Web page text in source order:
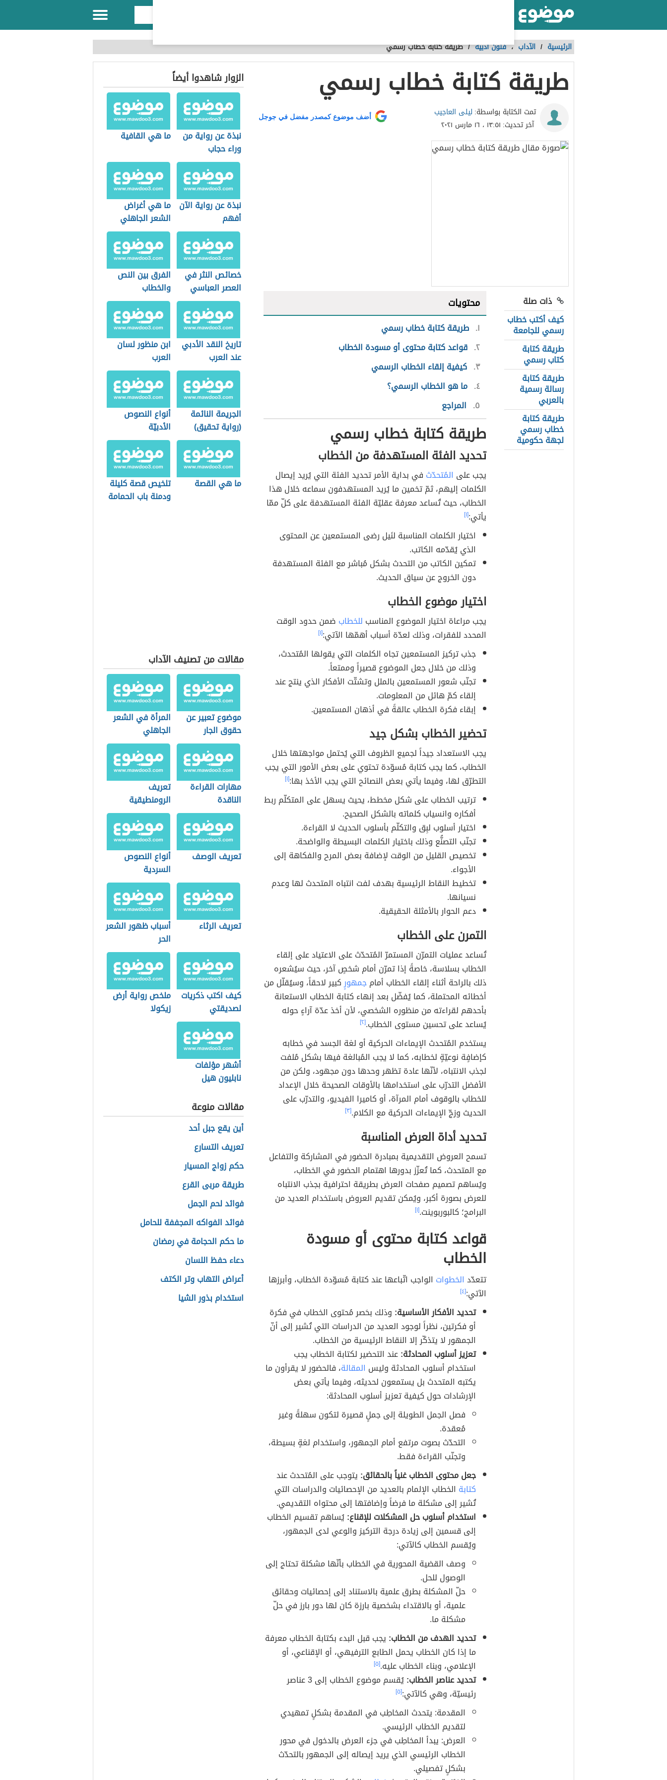
الرئيسية / الآداب ،فنون أدبية /طريقة كتابة خطاب رسمي
طريقة كتابة خطاب رسمي
تمت الكتابة بواسطة: ليلى العاجيب
آخر تحديث: ١٣:٥١ ، ١٦ مارس ٢٠٢١
أضف موضوع كمصدر مفضل في جوجل
ذات صلة
كيف أكتب خطاب
رسمي للجامعة
طريقة كتابة
كتاب رسمي
طريقة كتابة
رسالة رسمية
بالعربي
طريقة كتابة
خطاب رسمي
لجهة حكومية
محتويات
١ طريقة كتابة خطاب رسمي
٢ قواعد كتابة محتوى أو مسودة الخطاب
٣ كيفية إلقاء الخطاب الرسمي
٤ ما هو الخطاب الرسمي؟
٥ المراجع
طريقة كتابة خطاب رسمي
تحديد الفئة المستهدفة من الخطاب
يجب على المُتحدّث في بداية الأمر تحديد الفئة التي يُريد إيصال
الكلمات إليهم، ثمّ تخمين ما يُريد المستهدفون سماعه خلال هذا
الخطاب، حيث تُساعد معرفة عقليّة الفئة المستهدفة على كلّ ممّا
يأتي:[١]
اختيار الكلمات المناسبة لنَيل رضى المستمعين عن المحتوى
الذي يُقدّمه الكاتب.
تمكين الكاتب من التحدث بشكل مُباشر مع الفئة المستهدفة
دون الخروج عن سياق الحديث.
اختيار موضوع الخطاب
يجب مراعاة اختيار الموضوع المناسب للخطاب ضمن حدود الوقت
المحدد للفقرات، وذلك لعدّة أسباب أهمّها الآتي:[١]
جذب تركيز المستمعين تجاه الكلمات التي يقولها المُتحدث،
وذلك من خلال جعل الموضوع قصيراً وممتعاً.
تجنّب شعور المستمعين بالملل وتشتّت الأفكار الذي ينتج عند
إلقاء كمّ هائل من المعلومات.
إبقاء فكرة الخطاب عالقةً في أذهان المستمعين.
تحضير الخطاب بشكل جيد
يجب الاستعداد جيداً لجميع الظروف التي يُحتمل مواجهتها خلال
الخطاب، كما يجب كتابة مُسوّدة تحتوي على بعض الأمور التي يجب
التطرّق لها، وفيما يأتي بعض النصائح التي يجب الأخذ بها:[١]
ترتيب الخطاب على شكل مخطط، يحيث يسهل على المتكلّم ربط
أفكاره وانسياب كلماته بالشكل الصحيح.
اختيار أسلوب لبِق والتكلّم بأسلوب الحديث لا القراءة.
تجنّب التصنُّع وذلك باختيار الكلمات البسيطة والواضحة.
تخصيص القليل من الوقت لإضافة بعض المرح والفكاهة إلى
الأجواء.
تخطيط النقاط الرئيسية بهدف لفت انتباه المتحدث لها وعدم
نسيانها.
دعم الحوار بالأمثلة الحقيقية.
التمرن على الخطاب
تُساعد عمليات التمرّن المستمرّ المُتحدّث على الاعتياد على إلقاء
الخطاب بسلاسة، خاصةً إذا تمرّن أمام شخصٍ آخر، حيث سيُشعره
ذلك بالراحة أثناء إلقاء الخطاب أمامجمهورٍكبير لاحقاً، وسيُقلّل من
أخطائه المحتملة، كما يُفضّل بعد إنهاء كتابة الخطاب الاستعانة
بأحدهم لقراءته من منظوره الشخصي، لأن أخذ عدّة آراءٍ حوله
يُساعد على تحسين مستوى الخطاب.[٢]
يستخدم المُتحدث الإيماءات الحركية أو لغة الجسد في خطابه
كإضافٍة نوعيّةٍ لخطابه، كما لا يجب المُبالغة فيها بشكل مُلفت
لجذب الانتباه، لأنّها عادة تظهر وحدها دون مجهود، ولكن من
الأفضل التدرّب على استخدامها بالأوقات الصحيحة خلال الإعداد
للخطاب بالوقوف أمام المرآة، أو كاميرا الفيديو، والتدرّب على
الحديث وزجّ الإيماءات الحركية مع الكلام.[٣]
تحديد أداة العرض المناسبة
تسمح العروض التقديمية بمبادرة الحضور في المشاركة والتفاعل
مع المتحدث، كما تُعزّز بدورها اهتمام الحضور في الخطاب،
ويُساهم تصميم صفحات العرض بطريقة احترافية بجذب الانتباه
للعرض بصورة أكبر، ويُمكن تقديم العروض باستخدام العديد من
البرامج؛ كالبوربوينت.[١]
قواعد كتابة محتوى أو مسودة
الخطاب
تتعدّد الخطوات الواجب اتّباعها عند كتابة مُسَوّدة الخطاب، وأبرزها
الآتي:[٤]
تحديد الأفكار الأساسية: وذلك بحَصر مُحتوى الخطاب في فكرة
أو فكرتين، نظراً لوجود العديد من الدراسات التي تُشير إلى أنّ
الجمهور لا يتذكّر إلا النقاط الرئيسية من الخطاب.
تعزيز أسلوب المحادثة:عند التحضير لكتابة الخطاب يجب
استخدام أسلوب المحادثة وليس المقالة، فالحضور لا يقرأون ما
يكتبه المتحدث بل يستمعون لحديثه، وفيما يأتي بعض
الإرشادات حول كيفية تعزيز أسلوب المحادثة:
فصل الجمل الطويلة إلى جملٍ قصيرة لتكون سهلةً وغير
مُعقدة.
التحدّث بصوت مرتفع أمام الجمهور، واستخدام لغةٍ بسيطة،
وتجنّب القراءة فقط.
جعل محتوى الخطاب غنياً بالحقائق: يتوجب على المُتحدث عند
كتابة الخطاب الإلمام بالعديد من الإحصائيات والدراسات التي
تُشير إلى مشكلة ما فرضاً وإضافتها إلى محتواه التقديمي.
استخدام أسلوب حل المشكلات للإقناع:يُساهم تقسيم الخطاب
إلى قسمين إلى زيادة درجة التركيز والوعي لدى الجمهور،
ويُقسم الخطاب كالآتي:
وصف القضية المحورية في الخطاب بأنّها مشكلة تحتاج إلى
الوصول للحل.
حلّ المشكلة بطرق علمية بالاستناد إلى إحصائيات وحقائق
علمية، أو بالاقتداء بشخصية بارزة كان لها دور بارز في حلّ
مشكلة ما.
تحديد الهدف من الخطاب: يجب قبل البدء بكتابة الخطاب معرفة
ما إذا كان الخطاب يحمل الطابع الترفيهي، أو الإقناعي، أو
الإعلامي، وبناء الخطاب عليه.[٥]
تحديد عناصر الخطاب:
يُقسم موضوع الخطاب إلى 3 عناصر
رئيسيّة، وهي كالآتي:[٥]
المقدمة: يتحدث المخاطِب في المقدمة بشكلٍ تمهيدي
لتقديم الخطاب الرئيسي.
العرض: يبدأ المخاطِب في جزء العرض بالدخول في محور
الخطاب الرئيسي الذي يريد إيصاله إلى الجمهور بالتحدّث
بشكلٍ تفصيلي.
الزوار شاهدوا أيضاً
نبذة عن رواية من
وراء حجاب
ما هي القافية
نبذة عن رواية الآن
أفهم
ما هي أغراض
الشعر الجاهلي
خصائص النثر في
العصر العباسي
الفرق بين النص
والخطاب
تاريخ النقد الأدبي
عند العرب
ابن منظور لسان
العرب
الجريمة النائمة
(رواية تحقيق)
أنواع النصوص
الأدبيّة
ما هي القصة
تلخيص قصة كليلة
ودمنة باب الحمامة
مقالات من تصنيف الآداب
موضوع تعبير عن
حقوق الجار
المرأة في الشعر
الجاهلي
مهارات القراءة
الناقدة
تعريف
الرومنطيقية
تعريف الوصف
أنواع النصوص
السردية
تعريف الرثاء
أسباب ظهور الشعر
الحر
كيف اكتب ذكريات
لصديقتي
ملخص رواية أرض
زيكولا
أشهر مؤلفات
نابليون هيل
مقالات منوعة
أين يقع جبل أحد
تعريف التسارع
حكم زواج المسيار
طريقة مربى القرع
فوائد لحم الجمل
فوائد الفواكه المجففة للحامل
ما حكم الحجامة في رمضان
دعاء حفظ اللسان
أعراض التهاب وتر الكتف
استخدام بذور الشيا